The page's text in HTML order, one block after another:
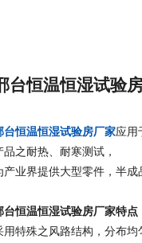
台恒温恒湿试验
台恒温恒湿试验房厂家应用
品之耐热、耐寒测试，
产业界提供大型零件，半
台恒温恒湿试验房厂家特点
用特殊之风路结构，分布均